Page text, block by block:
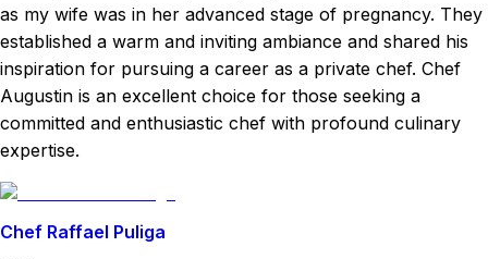
as my wife was in her advanced stage of pregnancy. They
established a warm and inviting ambiance and shared his
inspiration for pursuing a career as a private chef. Chef
Augustin is an excellent choice for those seeking a
committed and enthusiastic chef with profound culinary
expertise.
Chef Raffael Puliga